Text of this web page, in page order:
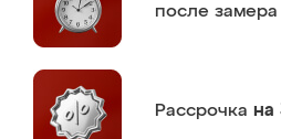
после замера
Рассрочка на